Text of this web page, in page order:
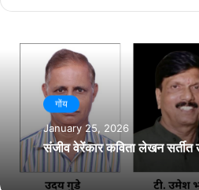
निकिता एस.प्रभु,
अनामिका मनोज शेणै
यदुनंद एस.प्रभु ह्या विद्यार्थ्यांक ‘द्रौपदी
प्रोफ.के.एन.रमेश भट, रविन्द्रन एन., जया
Related Articles
गोंय
January 25, 2026
संजीव वेरेंकार कविता लेखन सर्तीत